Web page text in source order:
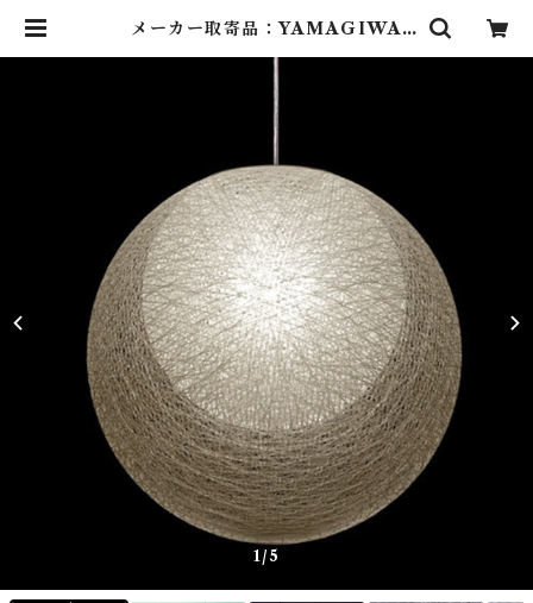
メーカー取寄品：YAMAGIWA
YUHANA（マユハナ）二重Φ430
mm ホワイト / 伊東 豊雄（イトウ
トヨオ・TOYO ITO）/ ペンダン
ト照明 | Lighting Art Gallery
(照明 ・ インテリア・家具）
1/5